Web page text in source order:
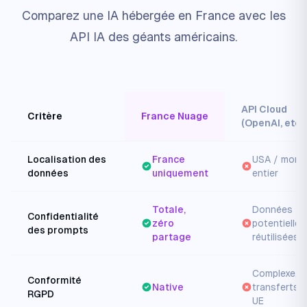
Comparez une IA hébergée en France avec les
API IA des géants américains.
Critère France Nuage
API Cloud
(OpenAI, etc.)
Localisation des
données
France
uniquement
USA /
entier
Confidentialité
des prompts
Totale,
zéro
partage
Données
réutilisées
Conformité
RGPD
Native
Complexe,
transferts
UE